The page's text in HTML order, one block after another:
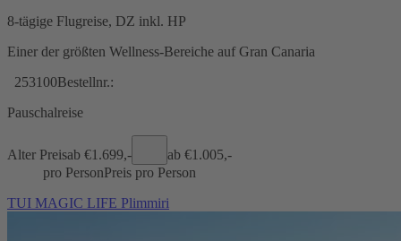
8-tägige Flugreise, DZ inkl. HP
Einer der größten Wellness-Bereiche auf Gran Canaria
253100Bestellnr.:
Pauschalreise
Alter Preisab €1.699,- ab €1.005,-
pro PersonPreis pro Person
TUI MAGIC LIFE Plimmiri